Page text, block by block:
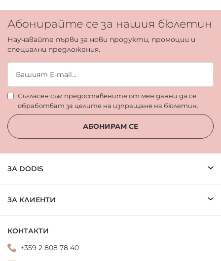
Абонирайте се за нашия бюлетин
Научавайте първи за нови продукти, промоции и
специални предложения.
Съгласен съм предоставените от мен данни да се
обработват за целите на изпращане на бюлетин.
АБОНИРАМ СЕ
ЗА DODIS
ЗА КЛИЕНТИ
КОНТАКТИ
+359 2 808 78 40